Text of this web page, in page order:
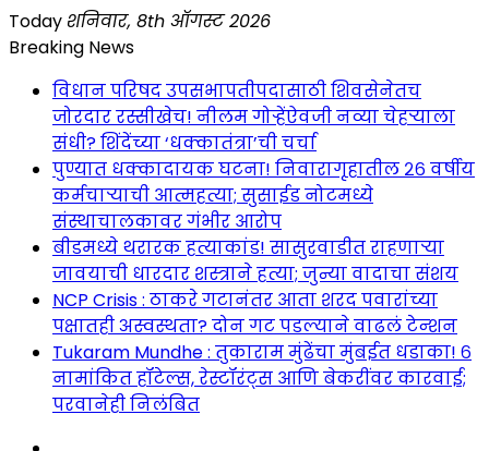
Skip
to
Today शनिवार, 8th ऑगस्ट 2026
Breaking News
विधान परिषद उपसभापतीपदासाठी शिवसेनेतच
जोरदार रस्सीखेच! नीलम गोऱ्हेंऐवजी नव्या चेहऱ्याला
संधी? शिंदेंच्या ‘धक्कातंत्रा’ची चर्चा
पुण्यात धक्कादायक घटना! निवारागृहातील २६ वर्षीय
कर्मचाऱ्याची आत्महत्या; सुसाईड नोटमध्ये
संस्थाचालकावर गंभीर आरोप
बीडमध्ये थरारक हत्याकांड! सासुरवाडीत राहणाऱ्या
जावयाची धारदार शस्त्राने हत्या; जुन्या वादाचा संशय
NCP Crisis : ठाकरे गटानंतर आता शरद पवारांच्या
पक्षातही अस्वस्थता? दोन गट पडल्याने वाढलं टेन्शन
Tukaram Mundhe : तुकाराम मुंढेंचा मुंबईत धडाका! ६
नामांकित हॉटेल्स, रेस्टॉरंट्स आणि बेकरींवर कारवाई;
परवानेही निलंबित